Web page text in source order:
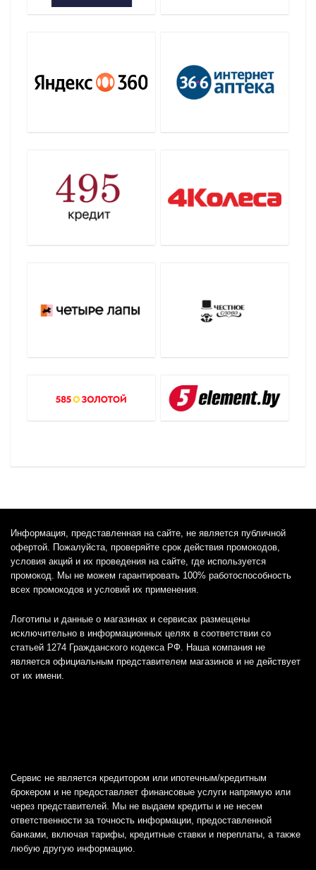
Информация, представленная на сайте, не является публичной
офертой. Пожалуйста, проверяйте срок действия промокодов,
условия акций и их проведения на сайте, где используется
промокод. Мы не можем гарантировать 100% работоспособность
всех промокодов и условий их применения.
Логотипы и данные о магазинах и сервисах размещены
исключительно в информационных целях в соответствии со
статьей 1274 Гражданского кодекса РФ. Наша компания не
является официальным представителем магазинов и не действует
от их имени.
Сервис не является кредитором или ипотечным/кредитным
брокером и не предоставляет финансовые услуги напрямую или
через представителей. Мы не выдаем кредиты и не несем
ответственности за точность информации, предоставленной
банками, включая тарифы, кредитные ставки и переплаты, а также
любую другую информацию.